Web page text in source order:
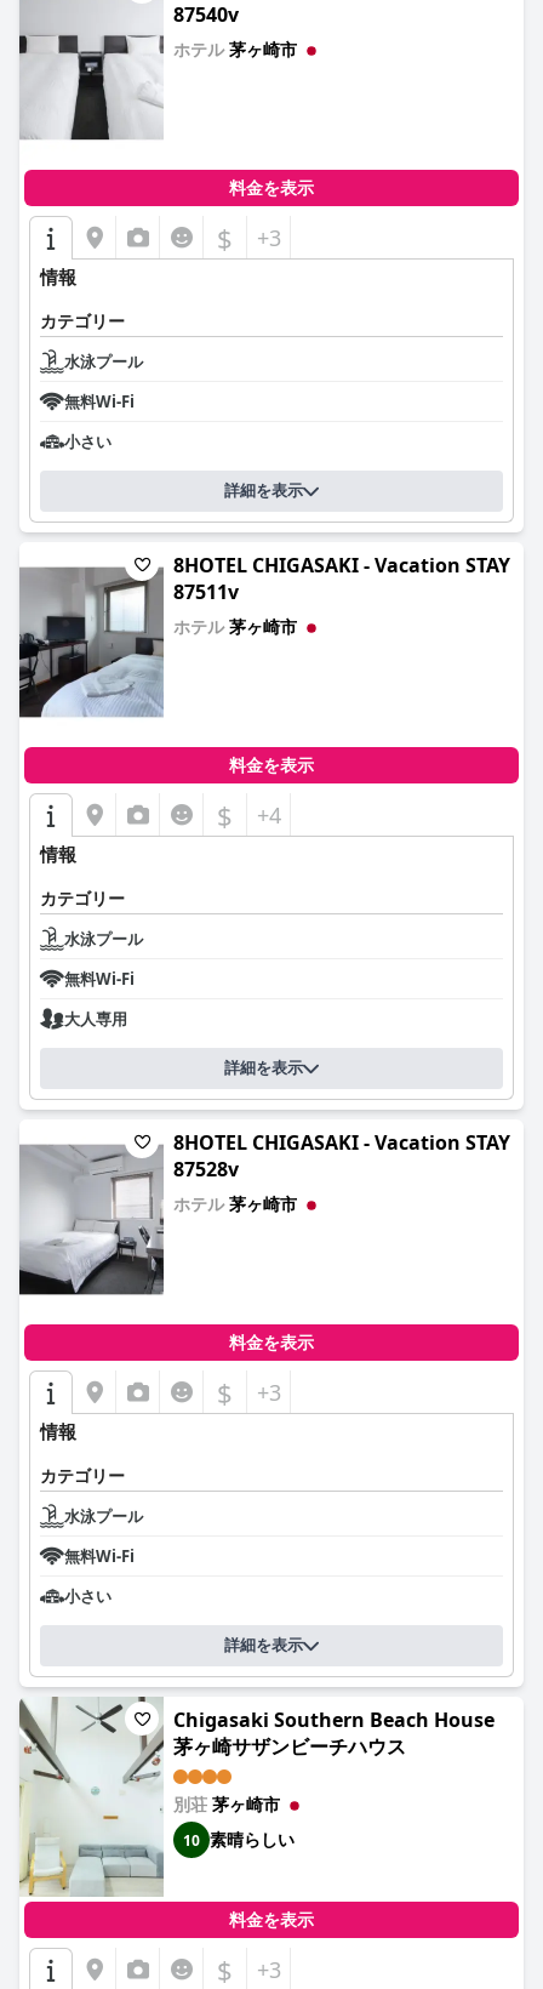
87540v
ホテル茅ヶ崎市
料金を表示
$ +3
情報
カテゴリー
水泳プール
無料Wi-Fi
小さい
詳細を表示
8HOTEL CHIGASAKI - Vacation STAY
87511v
ホテル茅ヶ崎市
料金を表示
$ +4
情報
カテゴリー
水泳プール
無料Wi-Fi
大人専用
詳細を表示
8HOTEL CHIGASAKI - Vacation STAY
87528v
ホテル茅ヶ崎市
料金を表示
$ +3
情報
カテゴリー
水泳プール
無料Wi-Fi
小さい
詳細を表示
Chigasaki Southern Beach House
茅ヶ崎サザンビーチハウス
別荘 茅ヶ崎市
10 素晴らしい
料金を表示
$ +3